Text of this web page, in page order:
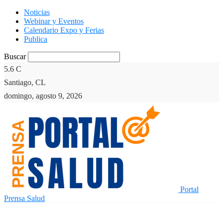
Noticias
Webinar y Eventos
Calendario Expo y Ferias
Publica
Buscar
5.6 C
Santiago, CL
domingo, agosto 9, 2026
Portal
Prensa Salud